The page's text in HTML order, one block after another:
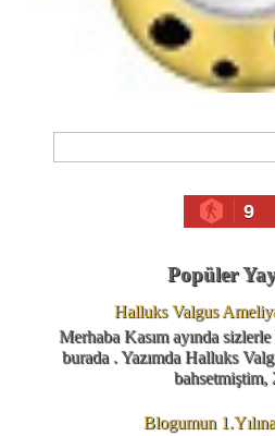
9
Popüler
Halluks Valgus
Merhaba Kasım ayında
burada . Yazımda Halluks
bahsetmiştim,
Blogumun